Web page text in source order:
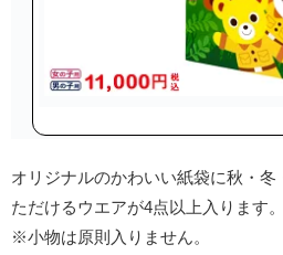
オリジナルのかわいい紙袋に秋・
ただけるウエアが4点以上 入ります。
※小物は原則入りません。